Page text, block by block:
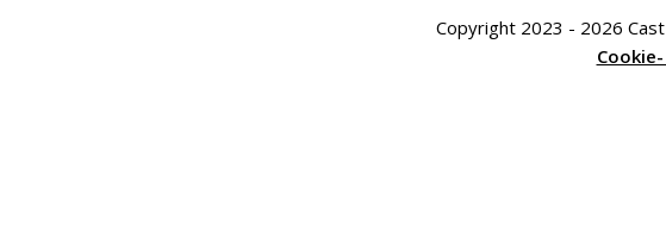
Copyright 2023 - 2026